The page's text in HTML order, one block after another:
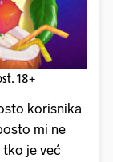
18+
korisnika
mi ne
je već